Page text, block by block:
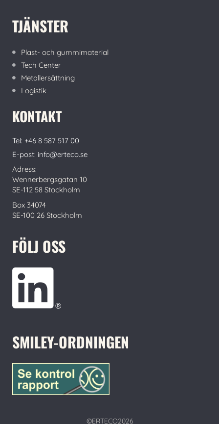
TJÄNSTER
Plast- och gummimaterial
Tech Center
Metallersättning
Logistik
KONTAKT
Tel: +46 8 587 517 00
E-post: info@erteco.se
Adress:
Wennerbergsgatan 10
SE-112 58 Stockholm
Box 34074
SE-100 26 Stockholm
FÖLJ OSS
SMILEY-ORDNINGEN
©ERTECO2026